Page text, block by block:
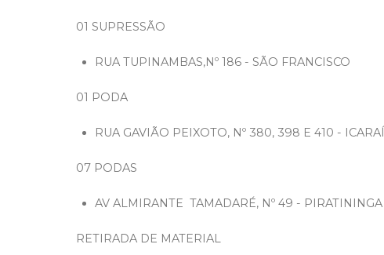
01 SUPRESSÃO
RUA TUPINAMBAS,Nº 186 - SÃO FRANCISCO
01 PODA
RUA GAVIÃO PEIXOTO, Nº 380, 398 E 410 - ICARAÍ
07 PODAS
AV ALMIRANTE TAMADARÉ, Nº 49 - PIRATININGA
RETIRADA DE MATERIAL